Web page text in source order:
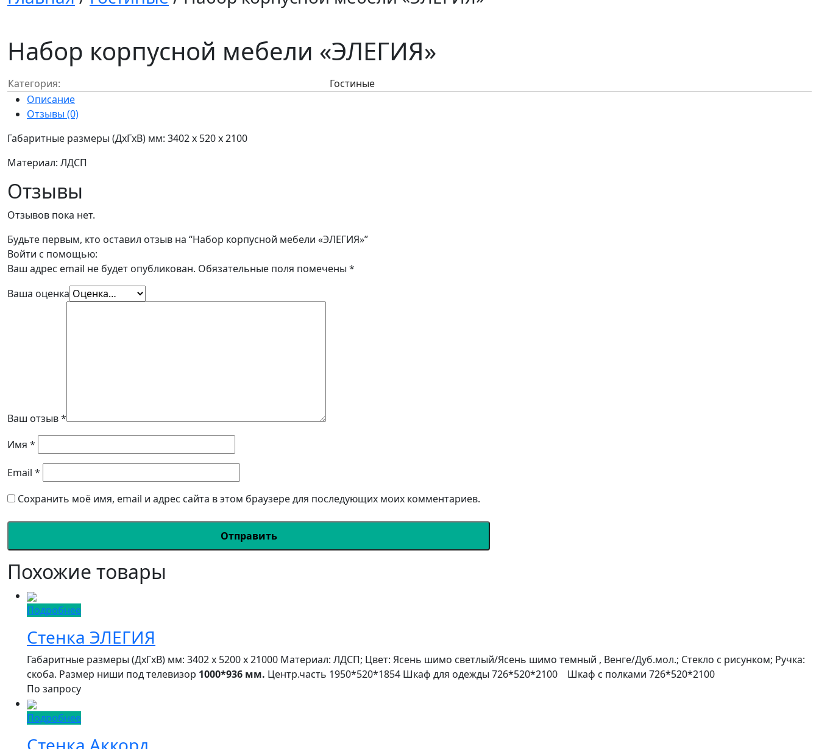
Набор корпусной мебели «ЭЛЕГИЯ»
Категория:
Гостиные
Описание
Отзывы (0)
Габаритные размеры (ДxГxВ) мм: 3402 x 520 x 2100
Материал: ЛДСП
Отзывы
Отзывов пока нет.
Будьте первым, кто оставил отзыв на “Набор корпусной мебели «ЭЛЕГИЯ»”
Войти с помощью:
Ваш адрес email не будет опубликован. Обязательные поля помечены *
Ваша оценка
Ваш отзыв*
Имя *
Email *
Сохранить моё имя, email и адрес сайта в этом браузере для последующих моих комментариев.
Похожие товары
Подробнее
Стенка ЭЛЕГИЯ
Габаритные размеры (ДxГxВ) мм: 3402 x 5200 x 21000 Материал: ЛДСП; Цвет: Ясень шимо светлый/Ясень шимо темный , Венге/Дуб.мол.; Стекло с рисунком; Ручка:
скоба. Размер ниши под телевизор 1000*936 мм. Центр.часть 1950*520*1854 Шкаф для одежды 726*520*2100
Шкаф с полками 726*520*2100
По запросу
Подробнее